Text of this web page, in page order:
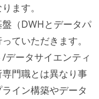
ます。
（DWHとデータパ
ていただきます。
データサイエンティ
門職とは異なり事
イン構築やデータ